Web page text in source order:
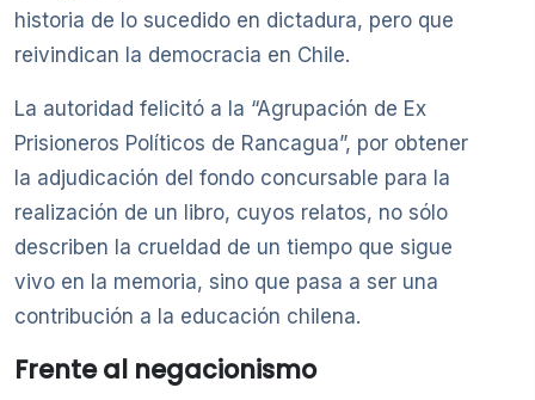
historia de lo sucedido en dictadura, pero que
reivindican la democracia en Chile.
La autoridad felicitó a la “Agrupación de Ex
Prisioneros Políticos de Rancagua”, por obtener
la adjudicación del fondo concursable para la
realización de un libro, cuyos relatos, no sólo
describen la crueldad de un tiempo que sigue
vivo en la memoria, sino que pasa a ser una
contribución a la educación chilena.
Frente al negacionismo